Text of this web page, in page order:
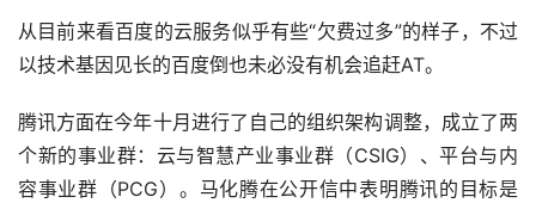
从目前来看百度的云服务似乎有些“欠费过多”的样子，不过
以技术基因见长的百度倒也未必没有机会追赶AT。
腾讯方面在今年十月进行了自己的组织架构调整，成立了两
个新的事业群：云与智慧产业事业群（CSIG）、平台与内
容事业群（PCG）。马化腾在公开信中表明腾讯的目标是